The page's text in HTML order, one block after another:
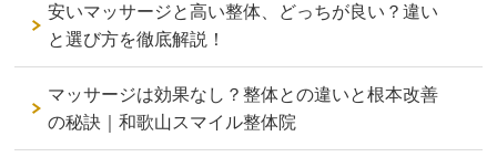
安いマッサージと高い整体、どっちが良い？違い
と選び方を徹底解説！
マッサージは効果なし？整体との違いと根本改善
の秘訣｜和歌山スマイル整体院